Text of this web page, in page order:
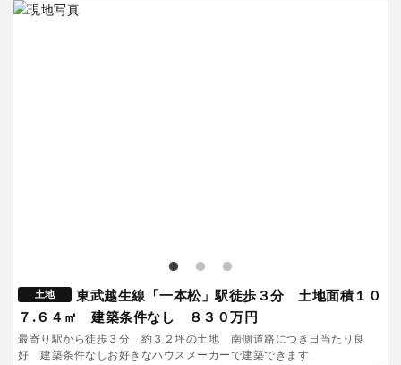
土地
東武越生線「一本松」駅徒歩３分 土地面積１０
７.６４㎡ 建築条件なし ８３０万円
最寄り駅から徒歩３分 約３２坪の土地 南側道路につき日当たり良
好 建築条件なしお好きなハウスメーカーで建築できます